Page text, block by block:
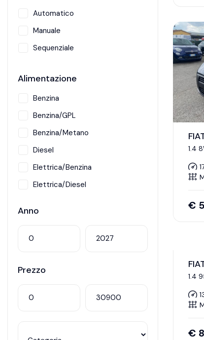
Automatico
Manuale
Sequenziale
Alimentazione
Benzina
Benzina/GPL
Benzina/Metano
Diesel
Elettrica/Benzina
Elettrica/Diesel
Anno
Prezzo
1.4
€
1.4
€